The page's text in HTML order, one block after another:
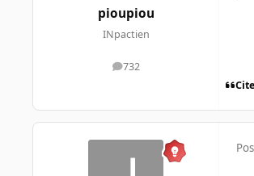
pioupiou
INpactien
732
messages